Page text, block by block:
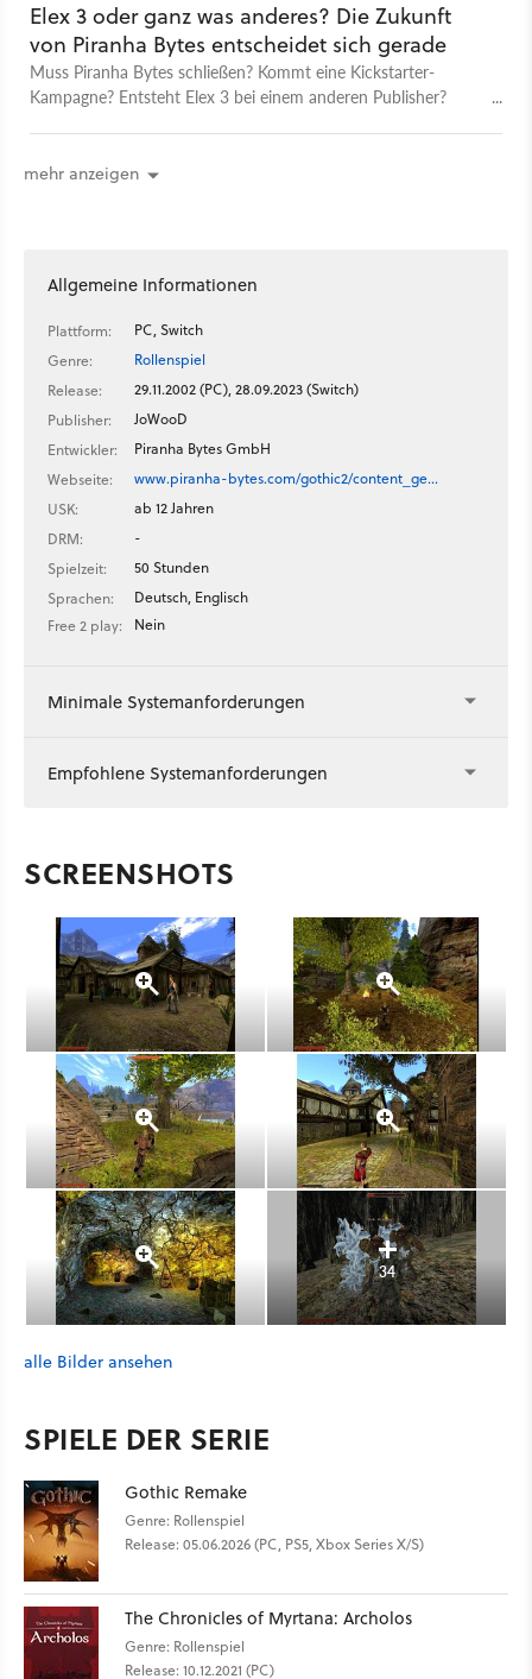
Elex 3 oder ganz was anderes? Die Zukunft
von Piranha Bytes entscheidet sich gerade
Muss Piranha Bytes schließen? Kommt eine Kickstarter-
Kampagne? Entsteht Elex 3 bei einem anderen Publisher?
mehr anzeigen
Allgemeine Informationen
Plattform:
PC, Switch
Genre:
Rollenspiel
Release:
29.11.2002 (PC), 28.09.2023 (Switch)
Publisher:
JoWooD
Entwickler:
Piranha Bytes GmbH
Webseite:
www.piranha-bytes.com/gothic2/content_ge…
USK:
ab 12 Jahren
DRM:
-
Spielzeit:
50 Stunden
Sprachen:
Deutsch, Englisch
Free 2 play:
Nein
Minimale Systemanforderungen
Empfohlene Systemanforderungen
SCREENSHOTS
34
alle Bilder ansehen
SPIELE DER SERIE
Gothic Remake
Genre: Rollenspiel
Release: 05.06.2026 (PC, PS5, Xbox Series X/S)
The Chronicles of Myrtana: Archolos
Genre: Rollenspiel
Release: 10.12.2021 (PC)